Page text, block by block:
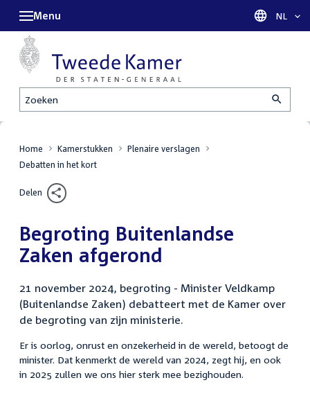
Zoeken
Menu Taal
NL
Home Kamerstukken
Plenaire verslagen
Debatten in het kort
Delen
Begroting Buitenlandse
Zaken afgerond
21 november 2024, begroting - Minister Veldkamp
(Buitenlandse Zaken) debatteert met de Kamer over
de begroting van zijn ministerie.
Er is oorlog, onrust en onzekerheid in de wereld, betoogt de
minister. Dat kenmerkt de wereld van 2024, zegt hij, en ook
in 2025 zullen we ons hier sterk mee bezighouden.